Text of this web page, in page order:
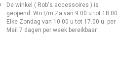
De winkel ( Rob's accessoires ) is
geopend: Wo t/m Za van 9.00 u tot 18.00
Elke Zondag van 10.00 u tot 17.00 u. per
Mail 7 dagen per week bereikbaar.